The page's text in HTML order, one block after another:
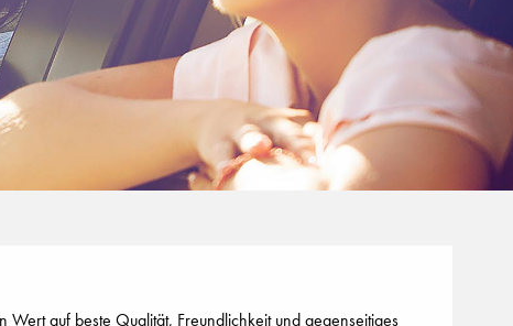
auf beste Qualität, Freundlichkeit und gegenseitiges